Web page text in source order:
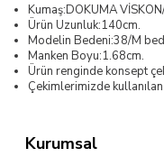
Kumaş:DOKUMA
Ürün Uzunluk:140cm.
Modelin Bedeni:38/M
Manken Boyu:1.68cm.
Ürün renginde konsept
Çekimlerimizde
Kurumsal